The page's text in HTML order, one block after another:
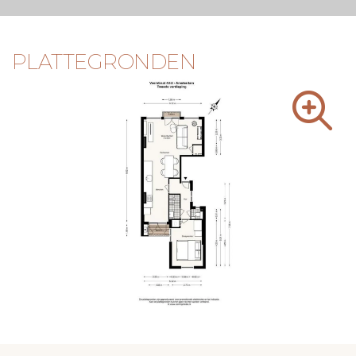
makelaar in te schakelen die u begeleidt bij het
adviseren wij u deze tijdig kenbaar te maken aan uw
aankopend makelaar en hiernaar zelfstandig onderzoek te
(laten) doen. Indien u geen deskundige vertegenwoordiger
inschakelt, acht u zichzelf volgens de wet deskundig
genoeg om alle zaken die van belang zijn te kunnen
PLATTEGRONDEN